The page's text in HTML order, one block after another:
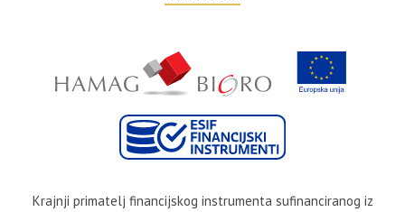
Krajnji primatelj financijskog instrumenta sufinanciranog iz